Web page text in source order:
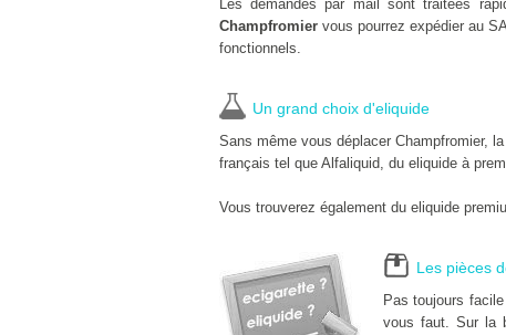
Les demandes par mail sont traitées
Champfromiervous pourrez expédier au
fonctionnels.
Un grand choix d'eliquide
Sans même vous déplacer Champfromier,
français tel que Alfaliquid, du eliquide à
Vous trouverez également du eliquide
Les pièces
Pas toujours
vous faut. Sur la